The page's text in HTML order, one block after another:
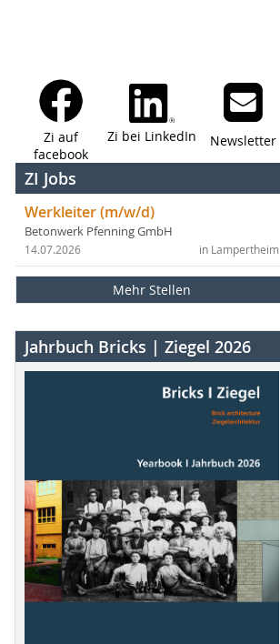
Zi auf
facebook
Zi bei LinkedIn Newsletter
ZI Jobs
Werkleiter (m/w/d)
Betonwerk Pfenning GmbH
in Lampertheim
14.07.2026
Mehr Stellen
Jahrbuch Bricks | Ziegel 2026